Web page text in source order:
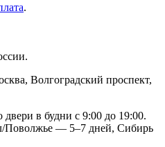
.
Волгоградский проспект,
в будни с 9:00 до 19:00.
— 5–7 дней, Сибирь